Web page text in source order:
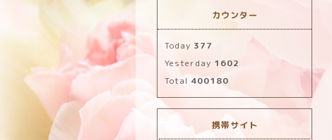
カウンター
Today 377
Yesterday 1602
Total 400180
携帯サイト